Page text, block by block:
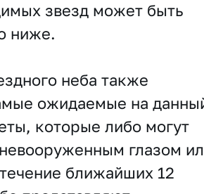
звезд может быть
ниже.
неба также
ожидаемые на
которые либо могут
глазом
ближайших 12